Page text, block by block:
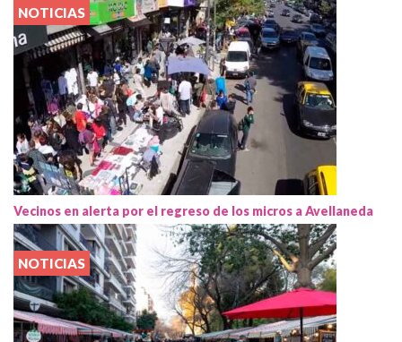
NOTICIAS
Vecinos en alerta por el regreso de los micros a Avellaneda
NOTICIAS